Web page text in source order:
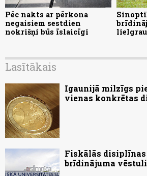
Pēc nakts ar pērkona
negaisiem sestdien
nokrišņi būs īslaicīgi
Lasītākais
Igaunijā milzīgs
vienas konkrētas
Fiskālās disiplīnas
brīdinājuma